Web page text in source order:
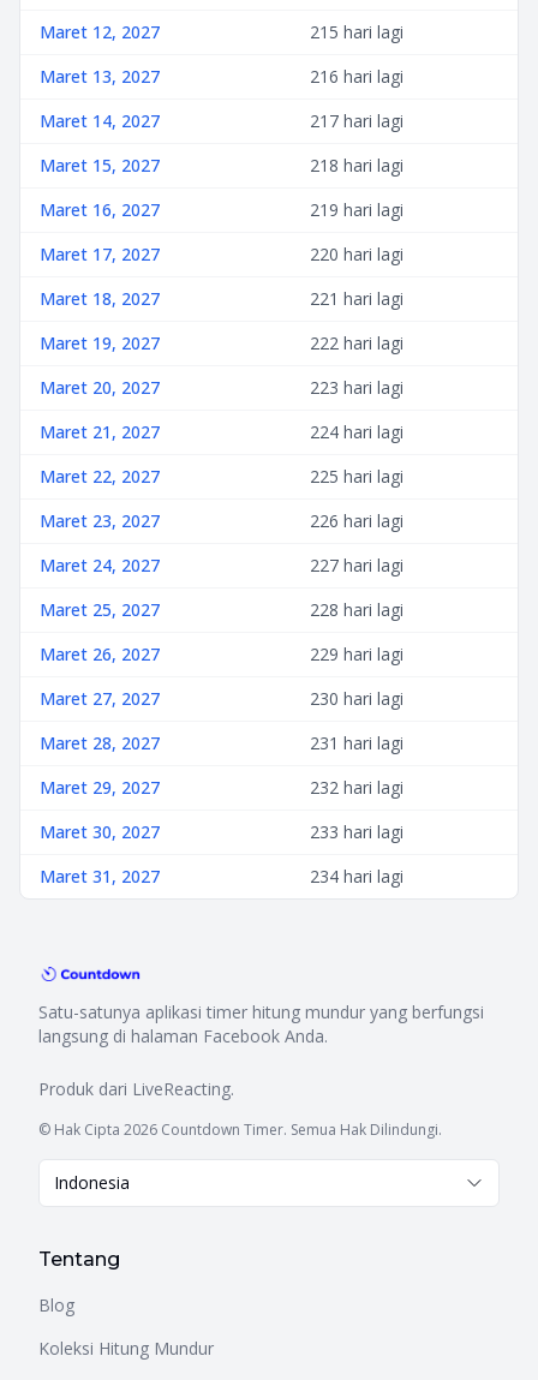
Maret 12, 2027
215 hari lagi
Maret 13, 2027
216 hari lagi
Maret 14, 2027
217 hari lagi
Maret 15, 2027
218 hari lagi
Maret 16, 2027
219 hari lagi
Maret 17, 2027
220 hari lagi
Maret 18, 2027
221 hari lagi
Maret 19, 2027
222 hari lagi
Maret 20, 2027
223 hari lagi
Maret 21, 2027
224 hari lagi
Maret 22, 2027
225 hari lagi
Maret 23, 2027
226 hari lagi
Maret 24, 2027
227 hari lagi
Maret 25, 2027
228 hari lagi
Maret 26, 2027
229 hari lagi
Maret 27, 2027
230 hari lagi
Maret 28, 2027
231 hari lagi
Maret 29, 2027
232 hari lagi
Maret 30, 2027
233 hari lagi
Maret 31, 2027
234 hari lagi
Satu-satunya aplikasi timer hitung mundur yang berfungsi
langsung di halaman Facebook Anda.
Produk dari LiveReacting.
© Hak Cipta 2026 Countdown Timer. Semua Hak Dilindungi.
Indonesia
Tentang
Blog
Koleksi Hitung Mundur